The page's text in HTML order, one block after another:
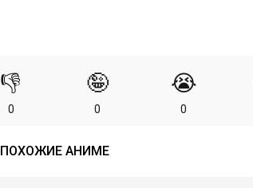
👎
0
🤪
0
😭
0
ПОХОЖИЕ АНИМЕ